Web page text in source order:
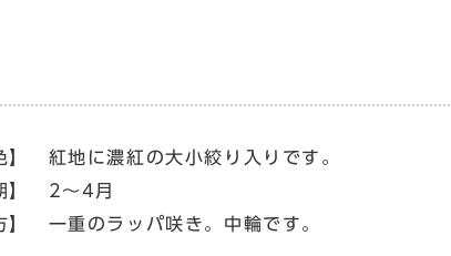
】 紅地に濃紅の大小絞り入りです。
】 2～4月
】 一重のラッパ咲き。中輪です。